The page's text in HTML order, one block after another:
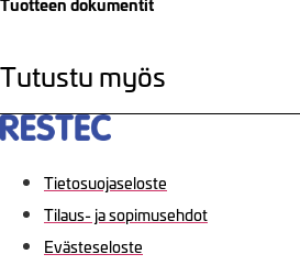
Tuotteen dokumentit
Tutustu myös
Tietosuojaseloste
Tilaus- ja sopimusehdot
Evästeseloste